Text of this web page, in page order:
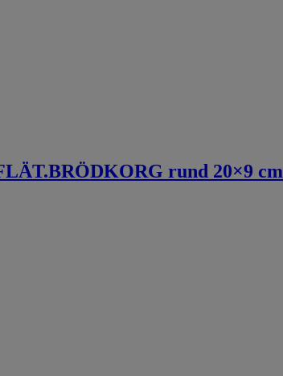
rund 20×9 cm